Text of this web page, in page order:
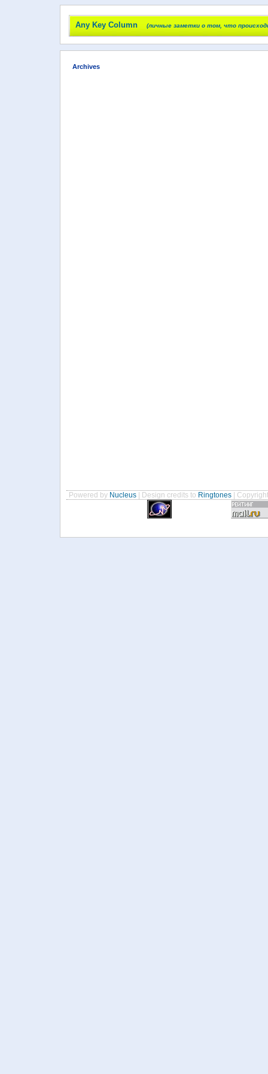
Any Key Column (личные заметки о том, что
Archives
Powered by Nucleus | Design credits to Ringtones |